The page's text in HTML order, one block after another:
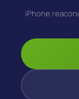
iPhone